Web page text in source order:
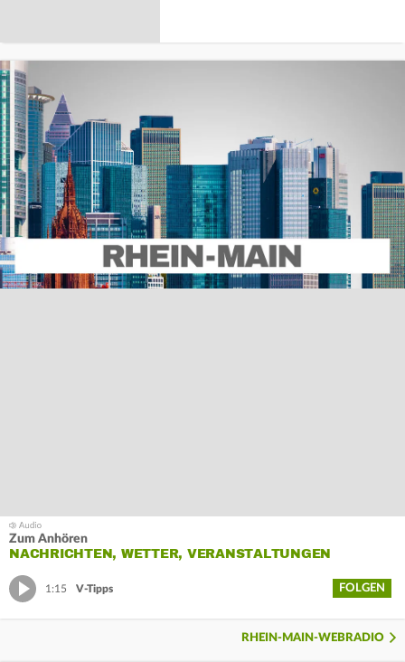
Zum Anhören
NACHRICHTEN, WETTER, VERANSTALTUNGEN
1:15 V-Tipps FOLGEN
RHEIN-MAIN-WEBRADIO